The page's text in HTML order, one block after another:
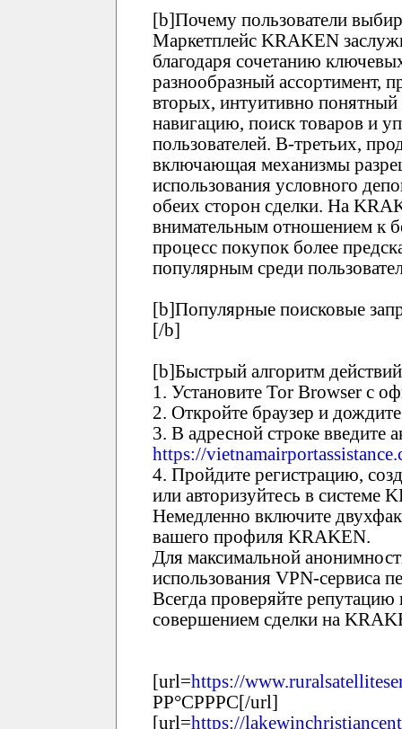
[b]Почему пользователи
Маркетплейс KRAKEN
благодаря сочетанию
разнообразный ассортимент,
вторых, интуитивно
навигацию, поиск товаров и
пользователей. В-третьих,
включающая механизмы
использования условного
обеих сторон сделки. На
внимательным отношением к
процесс покупок более
популярным среди
[b]Популярные поисковые
[/b]
[b]Быстрый алгоритм
1. Установите Tor Browser с
2. Откройте браузер и
3. В адресной строке введите
https://
4. Пройдите регистрацию,
или авторизуйтесь в системе
Немедленно включите
вашего профиля KRAKEN.
Для максимальной
использования VPN-сервиса
Всегда проверяйте
совершением сделки на
[url=https://
РР°СРРРС[/url]
[url=https://